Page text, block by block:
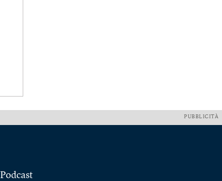
PUBBLICITÀ
Podcast